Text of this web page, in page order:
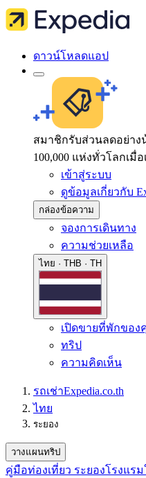
ดาวน์โหลดแอป
สมาชิกรับส่วนลดอย่าง
100,000 แห่งทั่วโลกเมื่
เข้าสู่ระบบ
ดูข้อมูลเกี่ยวกับ
กล่องข้อความ
จองการเดินทาง
ความช่วยเหลือ
ไทย · THB · TH
เปิดขายที่พักขอ
ทริป
ความคิดเห็น
รถเช่าExpedia.co.th
ไทย
ระยอง
วางแผนทริป
คู่มือท่องเที่ยว ระยองโรงแรม